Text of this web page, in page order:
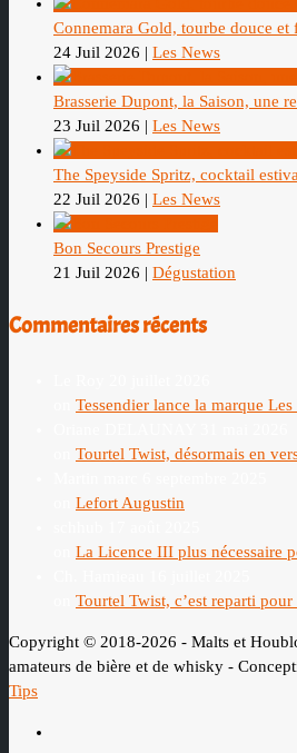
Connemara Gold, tourbe douce et
24 Juil 2026 | Les News
Brasserie Dupont, la Saison, une
23 Juil 2026 | Les News
The Speyside Spritz, cocktail
22 Juil 2026 | Les News
Bon Secours Prestige
21 Juil 2026 | Dégustation
Commentaires récents
Tessendier lance la marque Les
Tourtel Twist, désormais en
Lefort Augustin
La Licence III plus nécessaire
Tourtel Twist, c’est reparti pour
Copyright © 2018-2026 - Malts et
amateurs de bière et de whisky -
Tips